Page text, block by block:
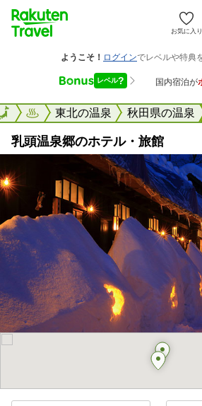
お気に入り
楽天トラベル東北の温泉 秋田県の温泉
乳頭温泉郷のホテル・旅館